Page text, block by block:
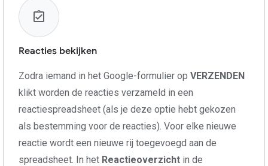
Reacties bekijken
Zodra iemand in het Google-formulier op VERZENDEN
klikt worden de reacties verzameld in een
reactiespreadsheet (als je deze optie hebt gekozen
als bestemming voor de reacties). Voor elke nieuwe
reactie wordt een nieuwe rij toegevoegd aan de
spreadsheet. In het Reactieoverzicht in de